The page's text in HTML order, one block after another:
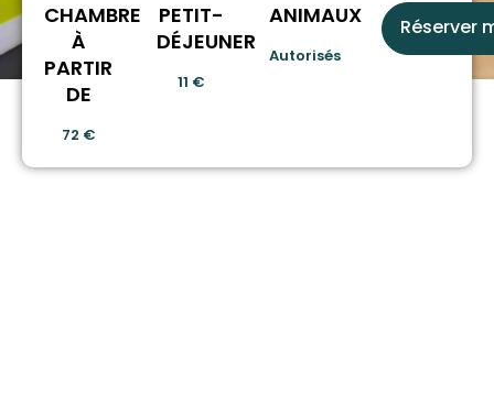
CHAMBRE
À
PARTIR
DE
72 €
PETIT-
DÉJEUNER
11 €
ANIMAUX
Autorisés
Réserver